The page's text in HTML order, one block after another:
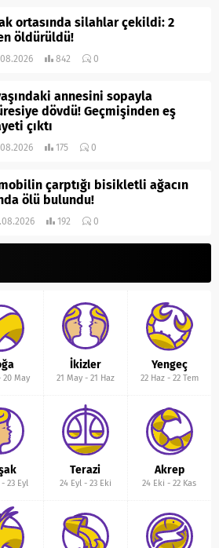
ortasında silahlar çekildi: 2
öldürüldü!
842 0
annesini sopayla
dövdü! Geçmişinden eş
çıktı
175 0
çarptığı bisikletli ağacın
ölü bulundu!
192 0
20 May
İkizler
21 May- 21 Haz
Yengeç
22 Haz- 22 Tem
23 Eyl
Terazi
24 Eyl- 23 Eki
Akrep
24 Eki -22 Kas